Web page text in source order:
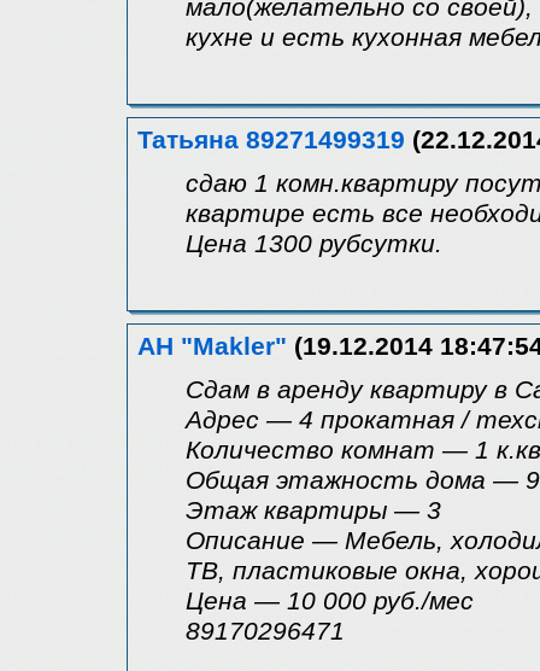
мало(желательно со
кухне и есть кухонная
Татьяна 89271499319
сдаю 1 комн.квартиру
квартире есть все
Цена 1300 рубсутки.
АН "Makler" (19.12.2014
Сдам в аренду квартиру в
Адрес — 4 прокатная /
Количество комнат — 1
Общая этажность дома — 9
Этаж квартиры — 3
Описание — Мебель,
ТВ, пластиковые окна,
Цена — 10 000 руб./мес
89170296471